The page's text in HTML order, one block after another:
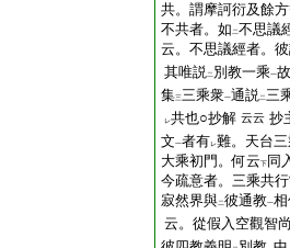
共。謂摩訶衍及餘
不共者。如 二不思議
云。不思議經者。
其唯説二 別教一乘一
集三三乘衆一通説二三
レ共也○抄解 云云 抄
文一者有レ難。天台
大乘初門。何云下 同
今疏意者。三乘共
寂然界與二彼通教一
云。從假入空觀智